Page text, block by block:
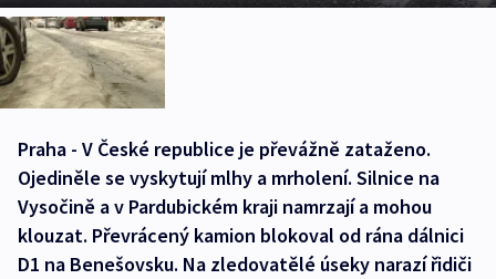
Praha - V České republice je převážně zataženo.
Ojediněle se vyskytují mlhy a mrholení. Silnice na
Vysočině a v Pardubickém kraji namrzají a mohou
klouzat. Převrácený kamion blokoval od rána dálnici
D1 na Benešovsku. Na zledovatělé úseky narazí řidiči